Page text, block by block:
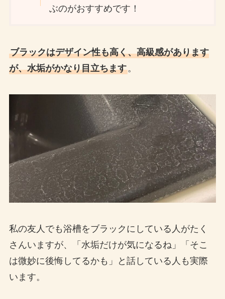
ぶのがおすすめです！
ブラックはデザイン性も高く、高級感があります
が、水垢がかなり目立ちます。
私の友人でも浴槽をブラックにしている人がたく
さんいますが、「水垢だけが気になるね」「そこ
は微妙に後悔してるかも」と話している人も実際
います。